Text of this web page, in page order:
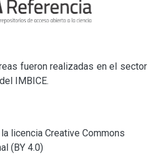
fueron realizadas en el sector
IMBICE.
licencia Creative Commons
(BY 4.0)